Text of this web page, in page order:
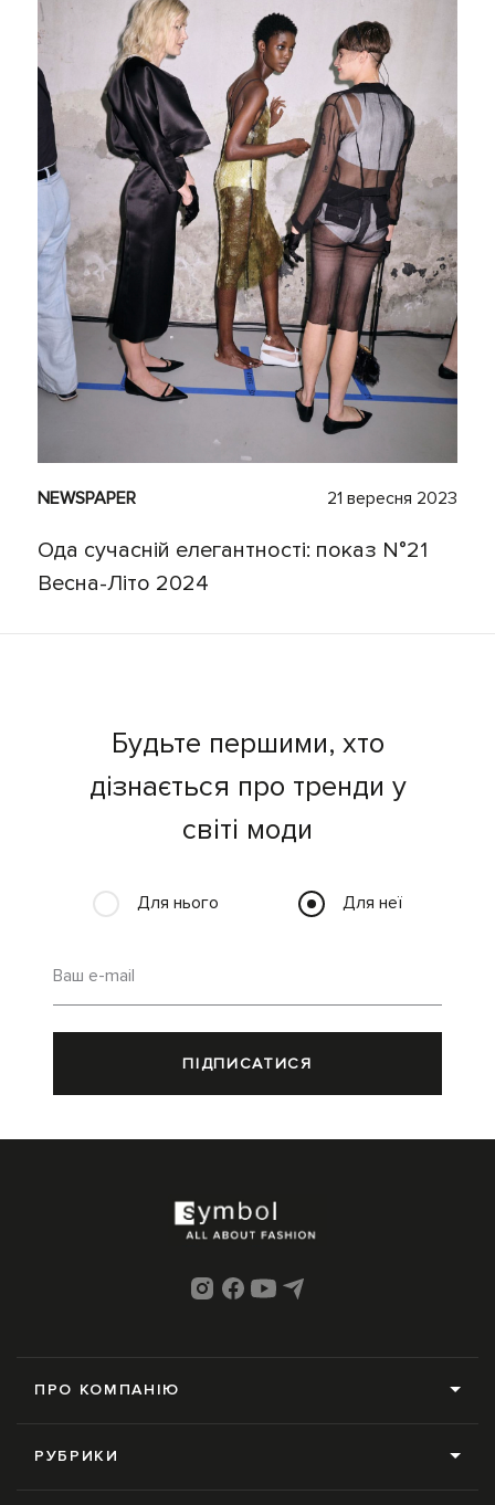
NEWSPAPER 21 вересня 2023
Ода сучасній елегантності: показ N°21
Весна-Літо 2024
Будьте першими, хто
дізнається про тренди у
світі моди
Для нього Для неї
Ваш e-mail
ПІДПИСАТИСЯ
ПРО КОМПАНІЮ
РУБРИКИ